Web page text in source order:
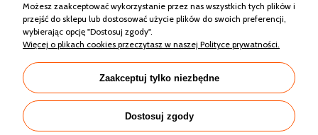
RISEN RSM130-8-440M MONO HALF CUT
CZARNA RAMA
564,42 zł
Możesz zaakceptować wykorzystanie przez nas wszystkich tych plików i
przejść do sklepu lub dostosować użycie plików do swoich preferencji,
wybierając opcję "Dostosuj zgody".
Więcej o plikach cookies przeczytasz w naszej Polityce prywatności.
Zaakceptuj tylko niezbędne
Dostosuj zgody